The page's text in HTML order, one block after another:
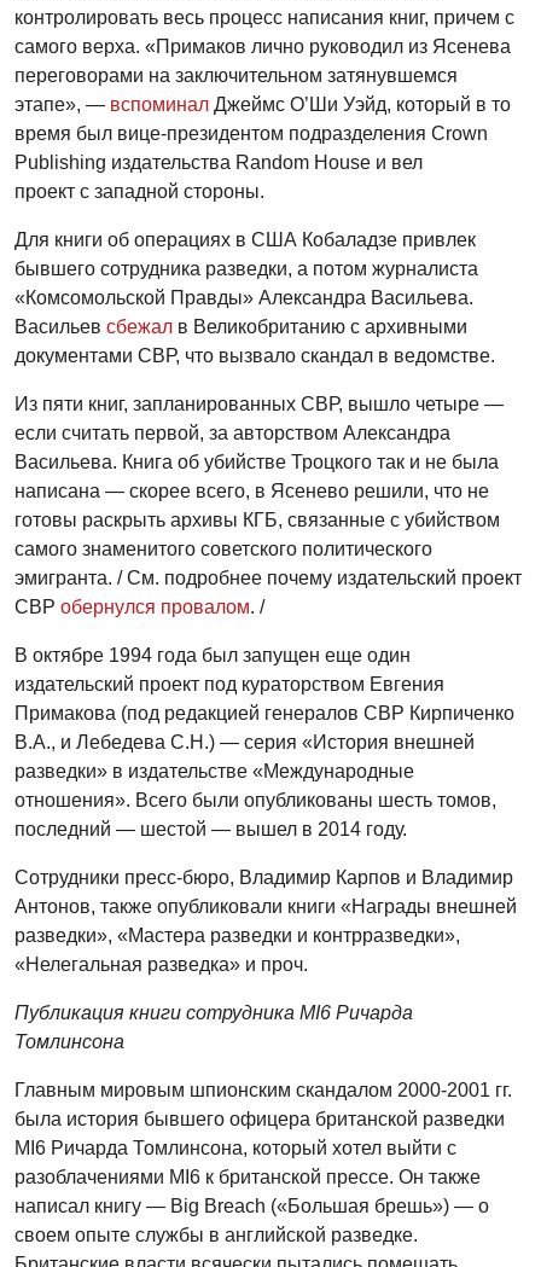
контролировать весь процесс написания книг, причем с
самого верха. «Примаков лично руководил из Ясенева
переговорами на заключительном затянувшемся
этапе», — вспоминал Джеймс О’Ши Уэйд, который в то
время был вице-президентом подразделения Crown
Publishing издательства Random House и вел
проект с западной стороны.
Для книги об операциях в США Кобаладзе привлек
бывшего сотрудника разведки, а потом журналиста
«Комсомольской Правды» Александра Васильева.
Васильев сбежал в Великобританию с архивными
документами СВР, что вызвало скандал в ведомстве.
Из пяти книг, запланированных СВР, вышло четыре —
если считать первой, за авторством Александра
Васильева. Книга об убийстве Троцкого так и не была
написана — скорее всего, в Ясенево решили, что не
готовы раскрыть архивы КГБ, связанные с убийством
самого знаменитого советского политического
эмигранта. / См. подробнее почему издательский проект
СВР обернулся провалом. /
В октябре 1994 года был запущен еще один
издательский проект под кураторством Евгения
Примакова (под редакцией генералов СВР Кирпиченко
В.А., и Лебедева С.Н.) — серия «История внешней
разведки» в издательстве «Международные
отношения». Всего были опубликованы шесть томов,
последний — шестой — вышел в 2014 году.
Сотрудники пресс-бюро, Владимир Карпов и Владимир
Антонов, также опубликовали книги «Награды внешней
разведки», «Мастера разведки и контрразведки»,
«Нелегальная разведка» и проч.
Публикация книги сотрудника MI6 Ричарда
Томлинсона
Главным мировым шпионским скандалом 2000-2001 гг.
была история бывшего офицера британской разведки
MI6 Ричарда Томлинсона, который хотел выйти с
разоблачениями MI6 к британской прессе. Он также
написал книгу — Big Breach («Большая брешь») — о
своем опыте службы в английской разведке.